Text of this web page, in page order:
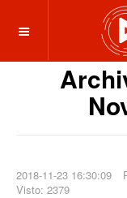
OFF CANVAS
2018-11-23 16:30:09
Visto: 2379